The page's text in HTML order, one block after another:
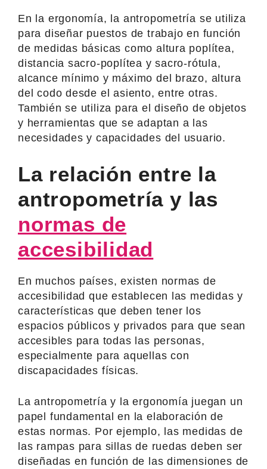
En la ergonomía, la antropometría se utiliza
para diseñar puestos de trabajo en función
de medidas básicas como altura poplítea,
distancia sacro-poplítea y sacro-rótula,
alcance mínimo y máximo del brazo, altura
del codo desde el asiento, entre otras.
También se utiliza para el diseño de objetos
y herramientas que se adaptan a las
necesidades y capacidades del usuario.
La relación entre la
antropometría y las
normas de
accesibilidad
En muchos países, existen normas de
accesibilidad que establecen las medidas y
características que deben tener los
espacios públicos y privados para que sean
accesibles para todas las personas,
especialmente para aquellas con
discapacidades físicas.
La antropometría y la ergonomía juegan un
papel fundamental en la elaboración de
estas normas. Por ejemplo, las medidas de
las rampas para sillas de ruedas deben ser
diseñadas en función de las dimensiones de